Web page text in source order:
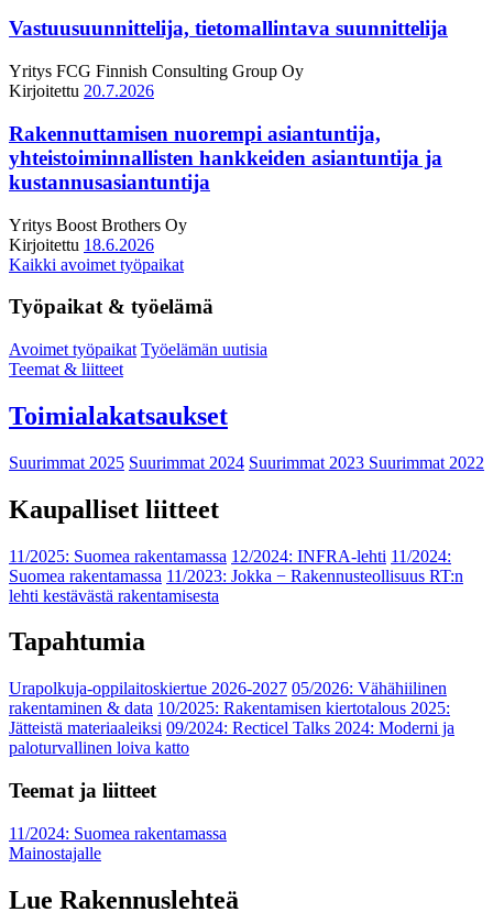
Vastuusuunnittelija, tietomallintava suunnittelija
Yritys FCG Finnish Consulting Group Oy
Kirjoitettu 20.7.2026
Rakennuttamisen nuorempi asiantuntija,
yhteistoiminnallisten hankkeiden asiantuntija ja
kustannusasiantuntija
Yritys Boost Brothers Oy
Kirjoitettu 18.6.2026
Kaikki avoimet työpaikat
Työpaikat & työelämä
Avoimet työpaikat Työelämän uutisia
Teemat & liitteet
Toimialakatsaukset
Suurimmat 2025 Suurimmat 2024 Suurimmat 2023 Suurimmat 2022
Kaupalliset liitteet
11/2025: Suomea rakentamassa 12/2024: INFRA-lehti 11/2024:
Suomea rakentamassa 11/2023: Jokka − Rakennusteollisuus RT:n
lehti kestävästä rakentamisesta
Tapahtumia
Urapolkuja-oppilaitoskiertue 2026-2027 05/2026: Vähähiilinen
rakentaminen & data 10/2025: Rakentamisen kiertotalous 2025:
Jätteistä materiaaleiksi 09/2024: Recticel Talks 2024: Moderni ja
paloturvallinen loiva katto
Teemat ja liitteet
11/2024: Suomea rakentamassa
Mainostajalle
Lue Rakennuslehteä